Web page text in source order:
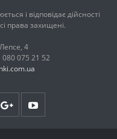
і відповідає дійсності
права захищені.
4
080 075 21 52